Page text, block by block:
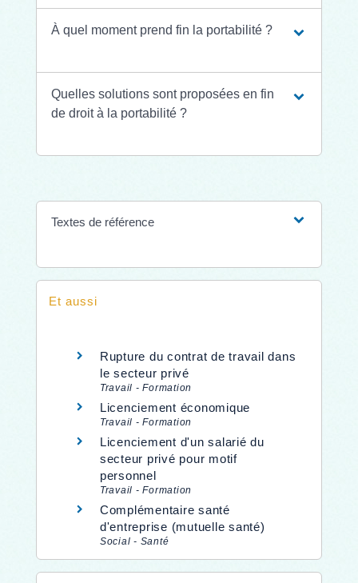
À quel moment prend fin la portabilité ?
Quelles solutions sont proposées en fin
de droit à la portabilité ?
Textes de référence
Et aussi
Rupture du contrat de travail dans
le secteur privé
Travail - Formation
Licenciement économique
Travail - Formation
Licenciement d'un salarié du
secteur privé pour motif
personnel
Travail - Formation
Complémentaire santé
d'entreprise (mutuelle santé)
Social - Santé